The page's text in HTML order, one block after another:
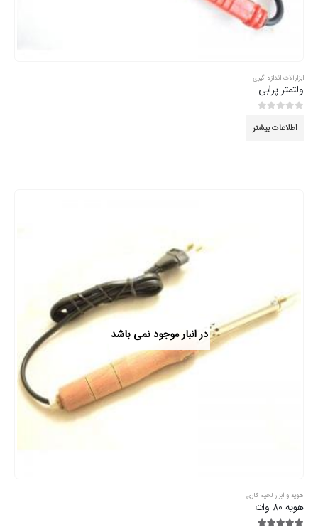
ابزارآلات اندازه گیری
ولتمتر پرابی
اطلاعات بیشتر
در انبار موجود نمی باشد
هویه و ابزار لحیم کاری
هویه 80 وات